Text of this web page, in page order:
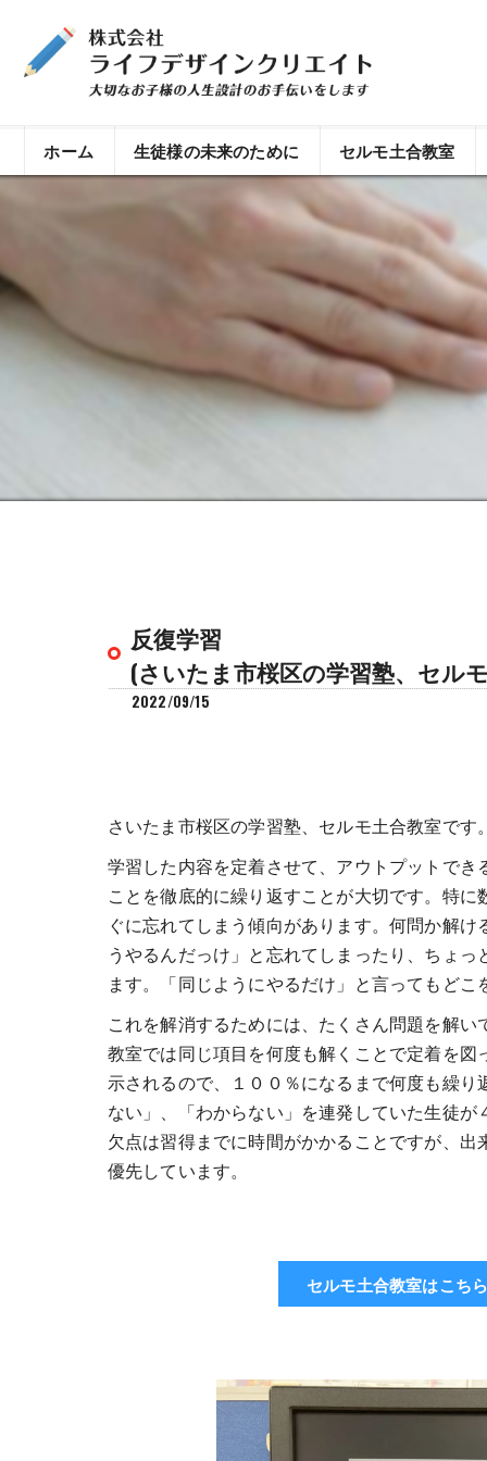
ホーム 生徒様の未来のために セルモ土合教室
反復学習
(さいたま市桜区の学習塾、セル
2022/09/15
さいたま市桜区の学習塾、セルモ土合教室です
学習した内容を定着させて、アウトプットで
ことを徹底的に繰り返すことが大切です。特
ぐに忘れてしまう傾向があります。何問か解
うやるんだっけ」と忘れてしまったり、ちょ
ます。「同じようにやるだけ」と言ってもど
これを解消するためには、たくさん問題を解
教室では同じ項目を何度も解くことで定着を
示されるので、１００％になるまで何度も繰
ない」、「わからない」を連発していた生徒
欠点は習得までに時間がかかることですが、
優先しています。
セルモ土合教室はこち